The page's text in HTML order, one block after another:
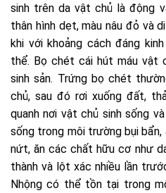
sinh trên da vật chủ là động
thân hình dẹt, màu nâu đỏ và
khi với khoảng cách đáng
thể. Bọ chét cái hút máu vật
sinh sản. Trứng bọ chét
chủ, sau đó rơi xuống đất,
quanh nơi vật chủ sinh sống
sống trong môi trường bụi
nứt, ăn các chất hữu cơ như
thành và lột xác nhiều lần
Nhộng có thể tồn tại trong